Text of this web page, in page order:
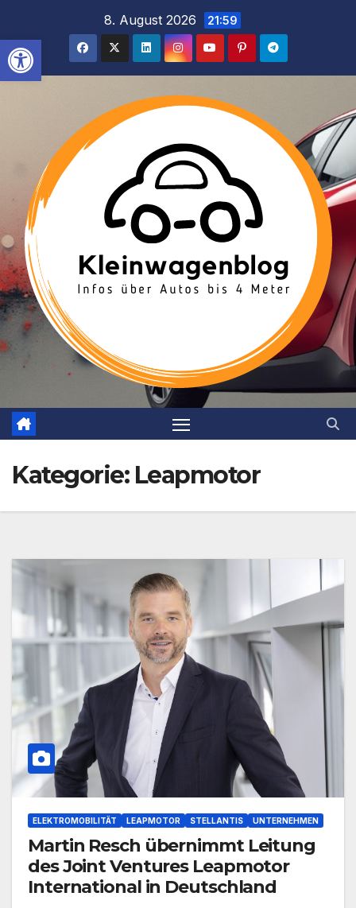
Werkzeugleiste öffnen
springen
8. August 2026 21:59
Kategorie: Leapmotor
ELEKTROMOBILITÄT LEAPMOTOR STELLANTIS UNTERNEHMEN
Martin Resch übernimmt Leitung
des Joint Ventures Leapmotor
International in Deutschland